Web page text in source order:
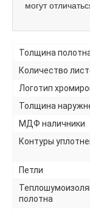
могут
Толщина
Количество
Логотип
Толщина
МДФ наличники
Контуры
Петли
полотна